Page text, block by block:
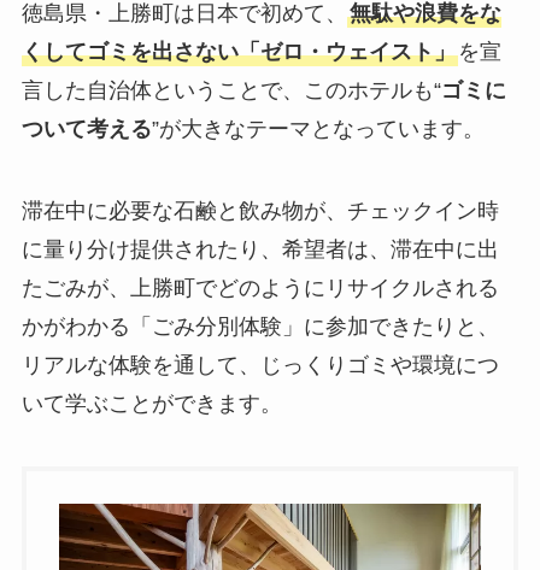
徳島県・上勝町は日本で初めて、 無駄や浪費をな
くしてゴミを出さない「ゼロ・ウェイスト」を宣
言した自治体ということで、このホテルも“ゴミに
ついて考える”が大きなテーマとなっています。
滞在中に必要な石鹸と飲み物が、チェックイン時
に量り分け提供されたり、希望者は、滞在中に出
たごみが、上勝町でどのようにリサイクルされる
かがわかる「ごみ分別体験」に参加できたりと、
リアルな体験を通して、じっくりゴミや環境につ
いて学ぶことができます。